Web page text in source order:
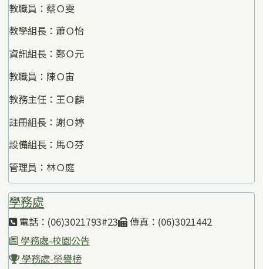
教職員：蔡Ｏ雯
教學組長：蕭Ｏ怡
資訊組長：鄭Ｏ元
教職員：陳Ｏ宙
教務主任：王Ｏ麟
註冊組長：謝Ｏ婷
設備組長：馬Ｏ芬
管理員：林Ｏ庭
學務處
電話：(06)3021793#23
傳真：(06)3021442
學務處-校園公告
學務處-榮譽榜